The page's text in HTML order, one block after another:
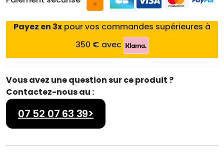
Payez en 3x pour vos commandes supérieures à
350 € avec
Vous avez une question sur ce produit ?
Contactez-nous au :
07 52 07 63 39>